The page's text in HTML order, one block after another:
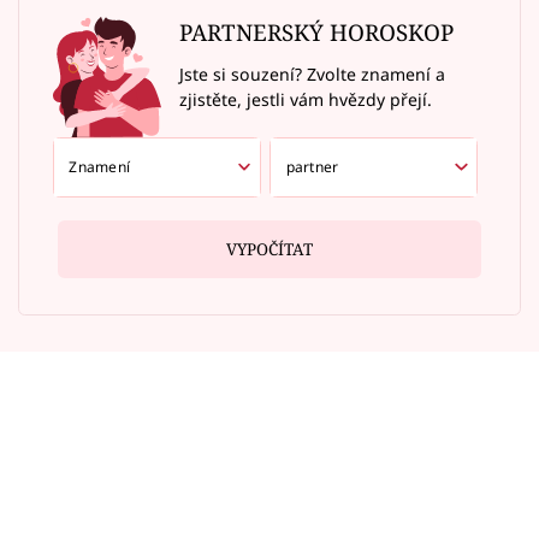
PARTNERSKÝ HOROSKOP
Jste si souzení? Zvolte znamení a
zjistěte, jestli vám hvězdy přejí.
VYPOČÍTAT